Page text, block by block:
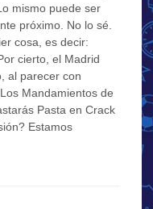
mismo puede ser
próximo. No lo sé.
cosa, es decir:
cierto, el Madrid
al parecer con
Mandamientos de
Pasta en Crack
Estamos